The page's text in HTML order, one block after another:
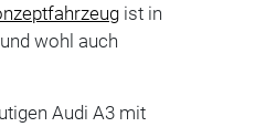
ist in
wohl auch
Audi A3 mit